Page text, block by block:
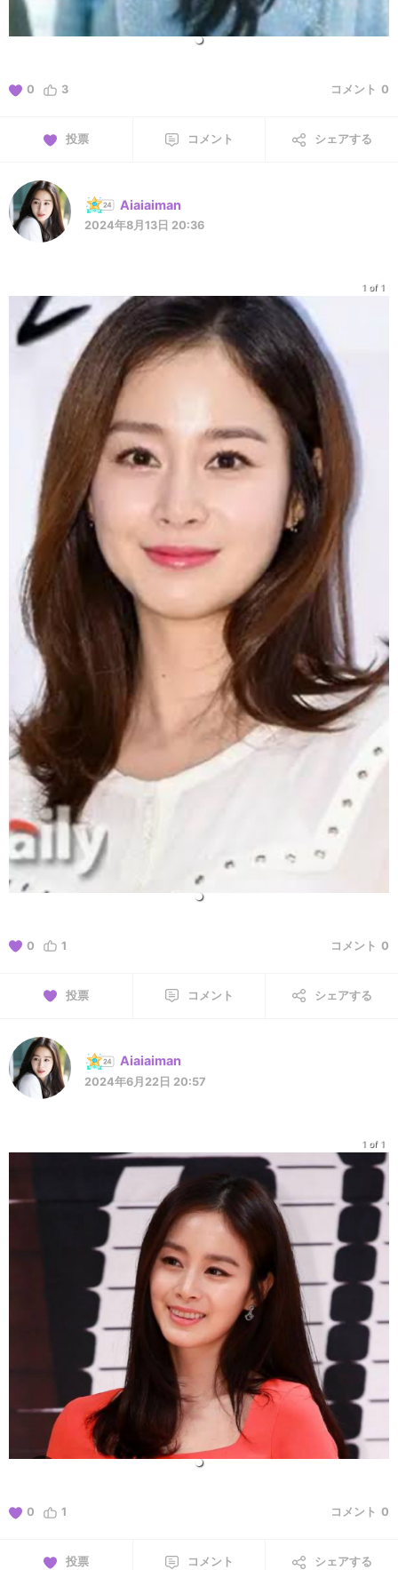
0 3 コメント 0
投票 コメント シェアする
Aiaiaiman
2024年8月13日 20:36
1 of 1
0 1 コメント 0
投票 コメント シェアする
Aiaiaiman
2024年6月22日 20:57
1 of 1
0 1 コメント 0
投票 コメント シェアする